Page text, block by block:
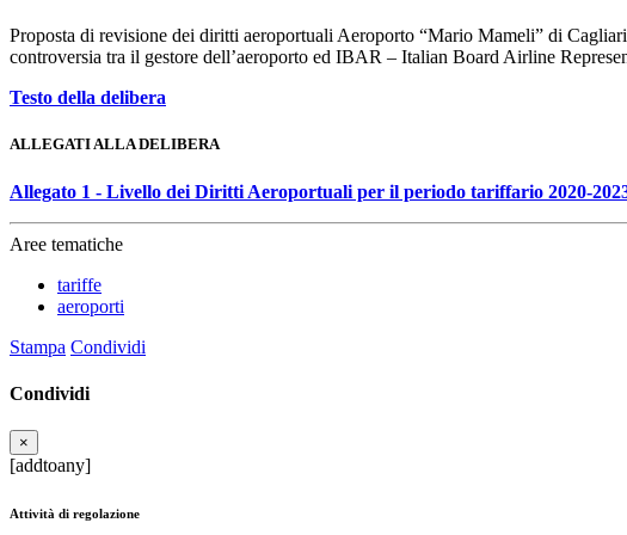
Proposta di revisione dei diritti aeroportuali Aeroporto “Mario Mameli” di
controversia tra il gestore dell’aeroporto ed IBAR – Italian Board Airline
Testo della delibera
ALLEGATI ALLA DELIBERA
Allegato 1 - Livello dei Diritti Aeroportuali per il periodo tariffario 2020-
Aree tematiche
tariffe
aeroporti
Stampa Condividi
Condividi
×
[addtoany]
Attività di regolazione